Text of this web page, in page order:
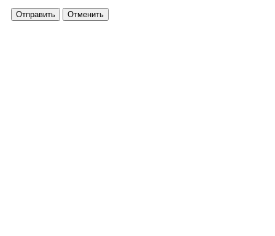
Отправить Отменить